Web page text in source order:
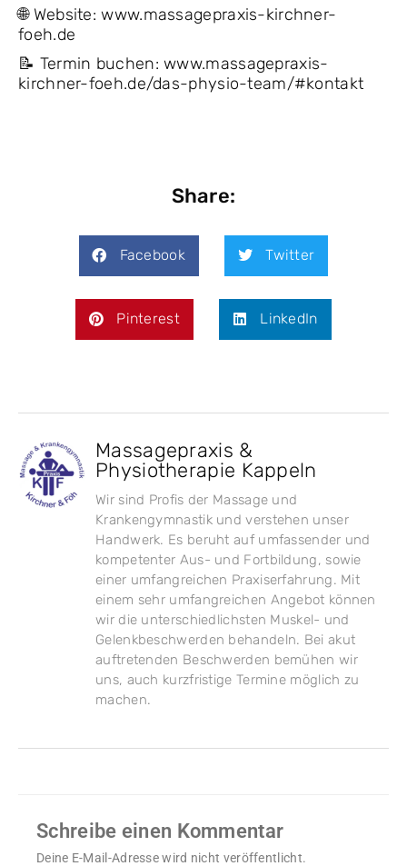
🌐 Website: www.massagepraxis-kirchner-
foeh.de
📝 Termin buchen: www.massagepraxis-
kirchner-foeh.de/das-physio-team/#kontakt
Share:
Facebook Twitter
Pinterest LinkedIn
Massagepraxis &
Physiotherapie Kappeln
Wir sind Profis der Massage und
Krankengymnastik und verstehen unser
Handwerk. Es beruht auf umfassender und
kompetenter Aus- und Fortbildung, sowie
einer umfangreichen Praxiserfahrung. Mit
einem sehr umfangreichen Angebot können
wir die unterschiedlichsten Muskel- und
Gelenkbeschwerden behandeln. Bei akut
auftretenden Beschwerden bemühen wir
uns, auch kurzfristige Termine möglich zu
machen.
Schreibe einen Kommentar
Deine E-Mail-Adresse wird nicht veröffentlicht.